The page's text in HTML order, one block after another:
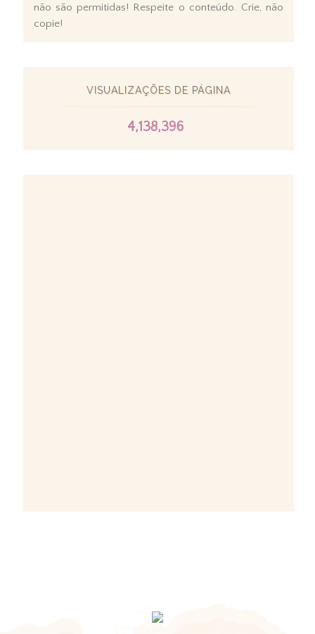
não são permitidas! Respeite o conteúdo. Crie, não
copie!
VISUALIZAÇÕES DE PÁGINA
4,138,396